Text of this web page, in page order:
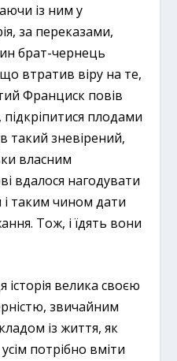
із ним у
за переказами,
брат-чернець
втратив віру на те,
Франциск повів
плодами
такий зневірений,
власним
вдалося нагодувати
таким чином дати
Тож, і їдять вони
історія велика своєю
звичайним
із життя, як
потрібно вміти